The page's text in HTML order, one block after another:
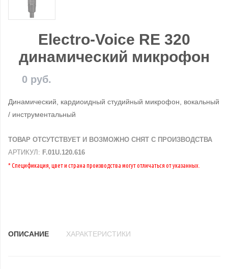
Electro-Voice RE 320
динамический микрофон
0 руб.
Динамический, кардиоидный студийный микрофон, вокальный
/ инструментальный
ТОВАР ОТСУТСТВУЕТ И ВОЗМОЖНО СНЯТ С ПРОИЗВОДСТВА
АРТИКУЛ: F.01U.120.616
* Спецификация, цвет и страна производства могут отличаться от указанных.
ОПИСАНИЕ ХАРАКТЕРИСТИКИ